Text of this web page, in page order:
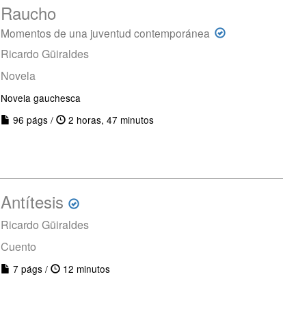
Raucho
Momentos de una juventud contemporánea
Ricardo Güiraldes
Novela
Novela gauchesca
96 págs /
2 horas, 47 minutos
Antítesis
Ricardo Güiraldes
Cuento
7 págs / 12 minutos